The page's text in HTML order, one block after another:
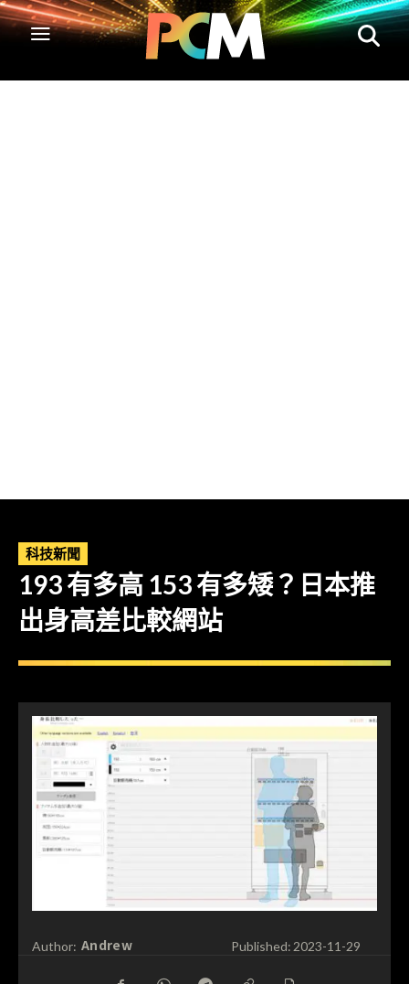
科技新聞
193 有多高 153 有多矮？日本推
出身高差比較網站
Author: Andrew Published: 2023-11-29